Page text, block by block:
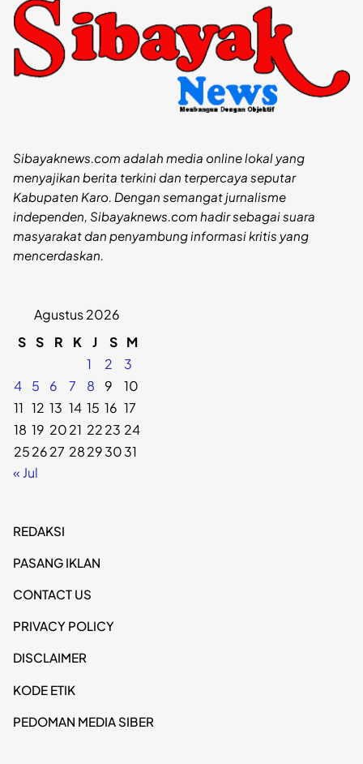
Sibayaknews.com adalah media online lokal yang
menyajikan berita terkini dan terpercaya seputar
Kabupaten Karo. Dengan semangat jurnalisme
independen, Sibayaknews.com hadir sebagai suara
masyarakat dan penyambung informasi kritis yang
mencerdaskan.
Agustus 2026
S S R K J S M
1
2
3
4
5 6 7 8 9
10
11 12 13 14 15 16 17
18 19 2021 2223 24
252627 28293031
« Jul
REDAKSI
PASANG IKLAN
CONTACT US
PRIVACY POLICY
DISCLAIMER
KODE ETIK
PEDOMAN MEDIA SIBER